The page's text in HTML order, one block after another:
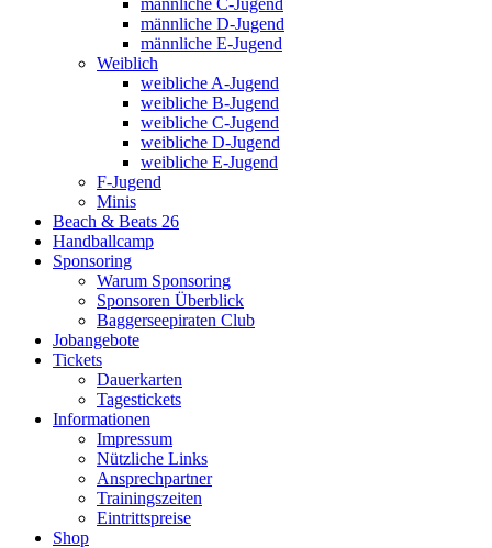
männliche C-Jugend
männliche D-Jugend
männliche E-Jugend
Weiblich
weibliche A-Jugend
weibliche B-Jugend
weibliche C-Jugend
weibliche D-Jugend
weibliche E-Jugend
F-Jugend
Minis
Beach & Beats 26
Handballcamp
Sponsoring
Warum Sponsoring
Sponsoren Überblick
Baggerseepiraten Club
Jobangebote
Tickets
Dauerkarten
Tagestickets
Informationen
Impressum
Nützliche Links
Ansprechpartner
Trainingszeiten
Eintrittspreise
Shop